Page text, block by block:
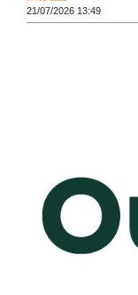
21/07/2026 13:49